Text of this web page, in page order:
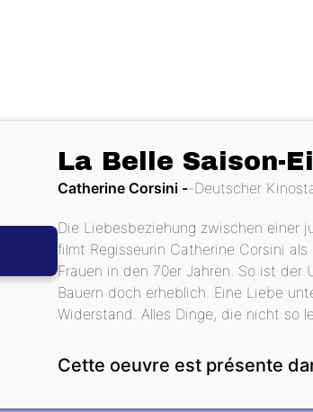
La Belle Saison-
Catherine Corsini Deutscher
Die Liebesbeziehung zwischen einer
filmt Regisseurin Catherine Corsini
Frauen in den 70er Jahren. So ist
Bauern doch erheblich. Eine Liebe
Widerstand. Alles Dinge, die nicht so
Cette oeuvre est présente